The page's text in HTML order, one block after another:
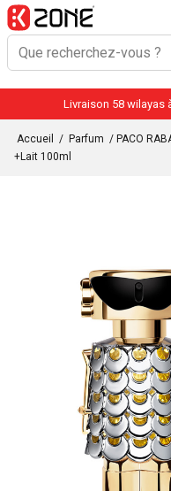
Livraison 58 wilayas
Accueil / Parfum / PACO
+Lait 100ml